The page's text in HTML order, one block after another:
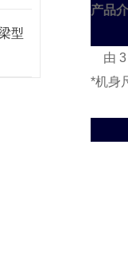
型
产品
由 3
*机身